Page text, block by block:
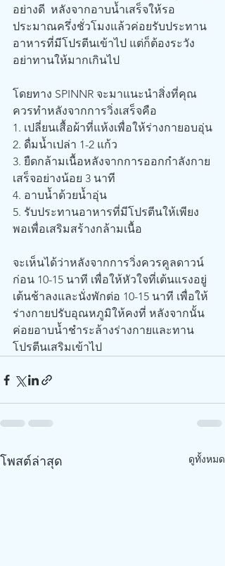
อย่างดี  หลังจากอาบน้ำเสร็จให้รอ
ประมาณครึ่งชั่วโมงแล้วค่อยรับประทาน
อาหารที่มีโปรตีนเข้าไป แต่ก็ต้องระวัง
อย่าทานให้มากเกินไป
โดยทาง SPINNR จะมาแนะนำสิ่งที่คุณ
ควรทำหลังจากการวิ่งเสร็จคือ
1. เปลี่ยนเสื้อผ้าที่แห้งเพื่อให้ร่างกายอบอุ่น
2. ดื่มน้ำเปล่า 1-2 แก้ว
3. ยืดกล้ามเนื้อหลังจากการออกกำลังกาย
เสร็จอย่างน้อย 3 นาที
4. อาบน้ำด้วยน้ำอุ่น
5. รับประทานอาหารที่มีโปรตีนให้เพียง
พอเพื่อเสริมสร้างกล้ามเนื้อ
จะเห็นได้ว่าหลังจากการวิ่งควรคูลดาวน์
ก่อน 10-15 นาที เพื่อให้หัวใจที่เต้นแรงอยู่
เต้นช้าลงและนั่งพักต่อ 10-15 นาที เพื่อให้
ร่างกายปรับอุณหภูมิให้คงที่ หลังจากนั้น
ค่อยอาบน้ำชำระล้างร่างกายและทาน
โปรตีนเสริมเข้าไป
โพสต์ล่าสุด ดูทั้งหมด